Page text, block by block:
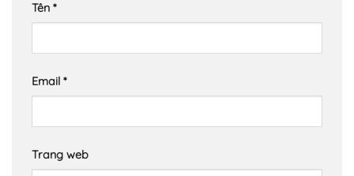
Tên *
Email *
Trang web